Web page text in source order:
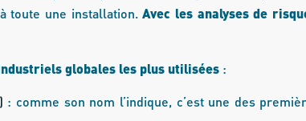
toute une installation.Avec les analyses de
globales les plus utilisées :
: comme son nom l’indique, c’est une des